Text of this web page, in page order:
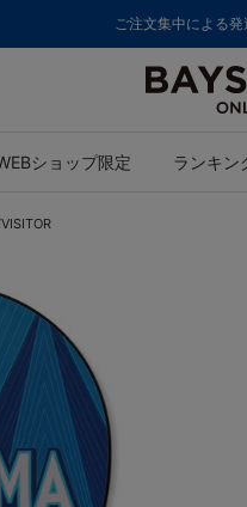
ご注文集中による
ショップ限定 ランキン